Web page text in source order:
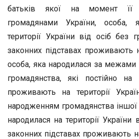
батьків якої на момент її
громадянами України, особа,
території України від осіб без
законних підставах проживають
особа, яка народилася за межами
громадянства, які постійно на
проживають на території
народженням громадянства
народилася на території України
законних підставах проживають